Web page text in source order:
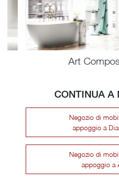
Art
CONTINUA A
Negozio di
appoggio a
Negozio di
appoggio a